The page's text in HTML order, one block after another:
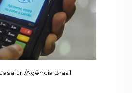
Jr./Agência Brasil